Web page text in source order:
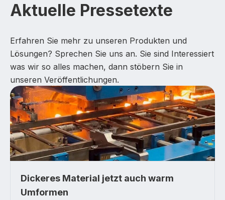
Aktuelle Pressetexte
Erfahren Sie mehr zu unseren Produkten und
Lösungen? Sprechen Sie uns an. Sie sind Interessiert
was wir so alles machen, dann stöbern Sie in
unseren Veröffentlichungen.
Dickeres Material jetzt auch warm
Umformen